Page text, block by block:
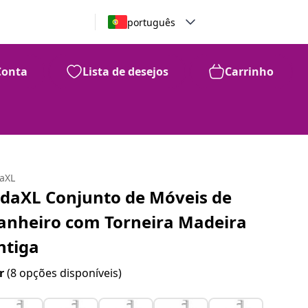
português
Lista de desejos Carrinho
Conjunto de Móveis de
com Torneira Madeira
(8 opções disponíveis)